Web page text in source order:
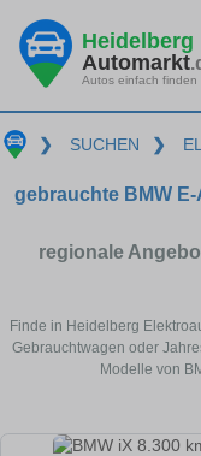
Heidelberg
Automarkt
Autos einfach finden
❯ SUCHEN ❯
gebrauchte BMW
regionale
Finde in Heidelberg
Gebrauchtwagen oder
Modelle von